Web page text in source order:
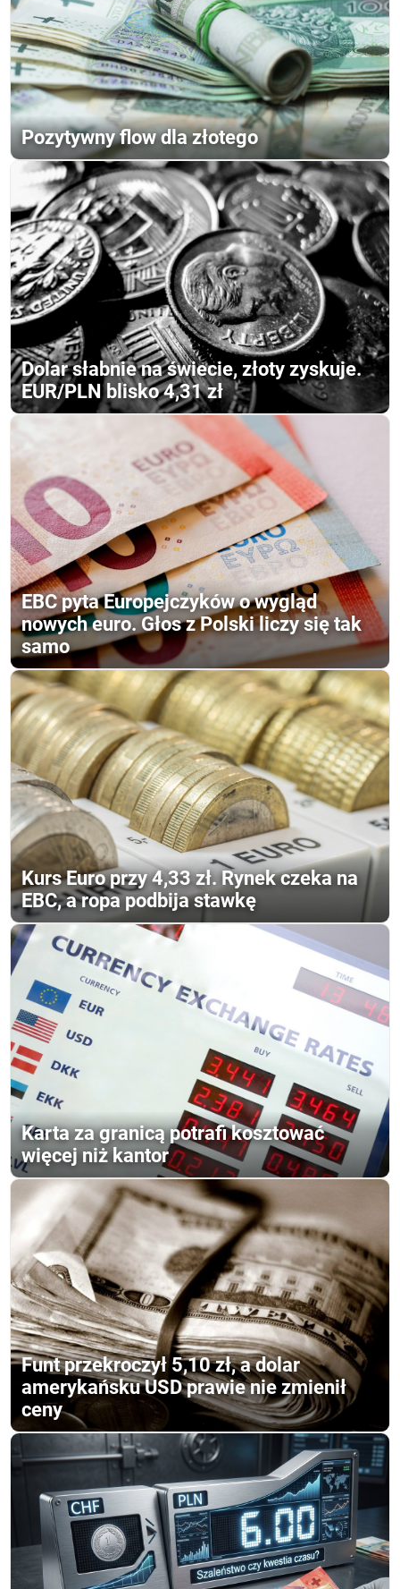
Pozytywny flow dla złotego
Dolar słabnie na świecie, złoty zyskuje.
EUR/PLN blisko 4,31 zł
EBC pyta Europejczyków o wygląd
nowych euro. Głos z Polski liczy się tak
samo
Kurs Euro przy 4,33 zł. Rynek czeka na
EBC, a ropa podbija stawkę
Karta za granicą potrafi kosztować
więcej niż kantor
Funt przekroczył 5,10 zł, a dolar
amerykańsku USD prawie nie zmienił
ceny